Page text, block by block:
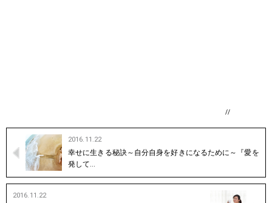
//
2016.11.22
幸せに生きる秘訣～自分自身を好きになるために～『愛を
発して…
2016.11.22